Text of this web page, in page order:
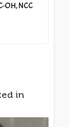
OH, NCC
in